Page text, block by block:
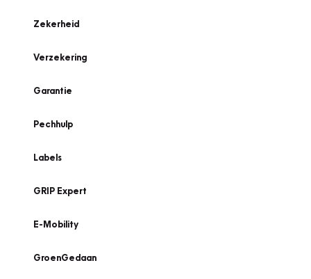
Zekerheid
Verzekering
Garantie
Pechhulp
Labels
GRIP Expert
E-Mobility
GroenGedaan